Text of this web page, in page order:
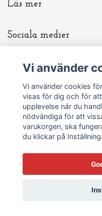
Läs mer
Sociala medier
Om Pia Marianne
© 2026 Lust &
Vi använder
Vi använder cookies
visas för dig och för
upplevelse när du
nödvändiga för att
varukorgen, ska
du klickar på